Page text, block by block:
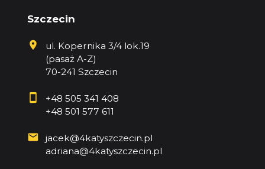
Szczecin
ul. Kopernika 3/4 lok.19
(pasaż A-Z)
70-241 Szczecin
+48 505 341 408
+48 501 577 611
jacek@4katyszczecin.pl
adriana@4katyszczecin.pl